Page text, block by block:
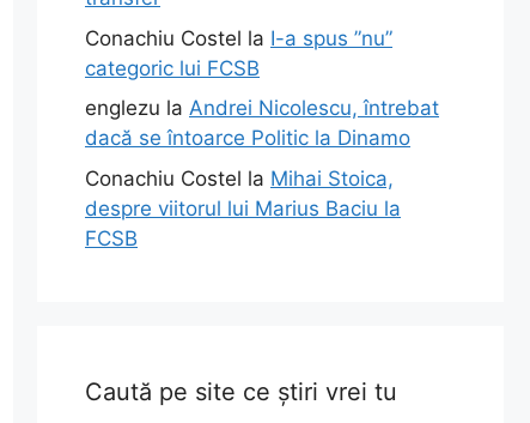
Conachiu Costel la I-a spus ”nu”
categoric lui FCSB
englezu la Andrei Nicolescu, întrebat
dacă se întoarce Politic la Dinamo
Conachiu Costel la Mihai Stoica,
despre viitorul lui Marius Baciu la
FCSB
Caută pe site ce știri vrei tu